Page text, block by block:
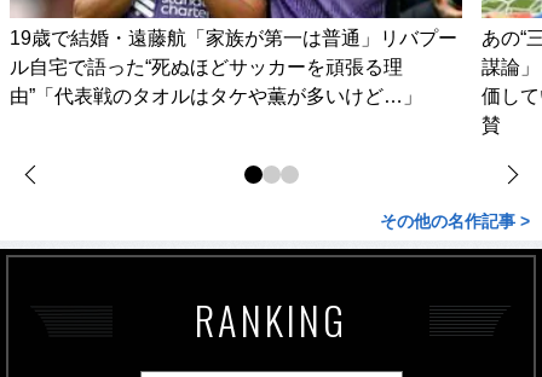
19歳で結婚・遠藤航「家族が第一は普通」リバプー
ル自宅で語った“死ぬほどサッカーを頑張る理
由”「代表戦のタオルはタケや薫が多いけど…」
あの“
謀論
価し
賛
その他の名作記事 >
RANKING